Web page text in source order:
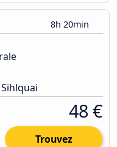
8h 20min
48 €
Trouvez